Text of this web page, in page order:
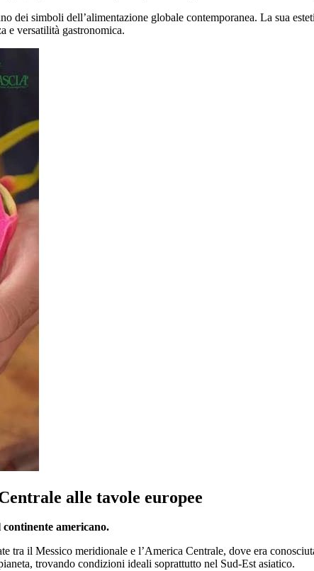
dei simboli dell’alimentazione globale contemporanea. La sua
e versatilità gastronomica.
alle tavole europee
americano.
tra il Messico meridionale e l’America Centrale, dove era
trovando condizioni ideali soprattutto nel Sud-Est asiatico.